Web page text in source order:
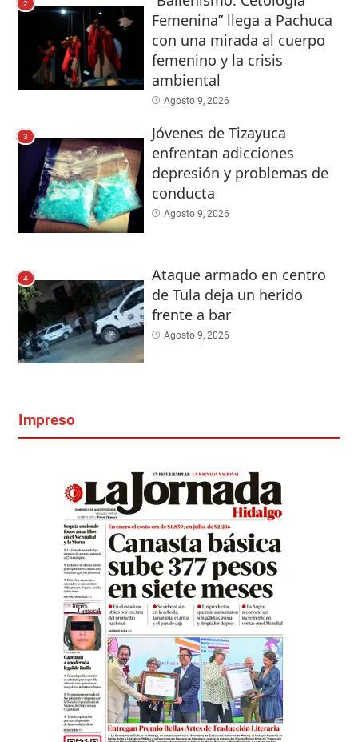
2
Femenina” llega a Pachuca
con una mirada al cuerpo
femenino y la crisis
ambiental
Agosto 9, 2026
3
Jóvenes de Tizayuca
enfrentan adicciones
depresión y problemas de
conducta
Agosto 9, 2026
4
Ataque armado en centro
de Tula deja un herido
frente a bar
Agosto 9, 2026
Impreso